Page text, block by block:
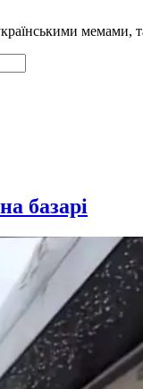
мемами,
базарі